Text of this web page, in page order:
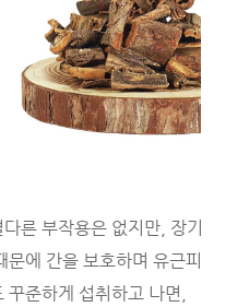
른 부작용은 없지만, 장기
에 간을 보호하며 유근피
준하게 섭취하고 나면,